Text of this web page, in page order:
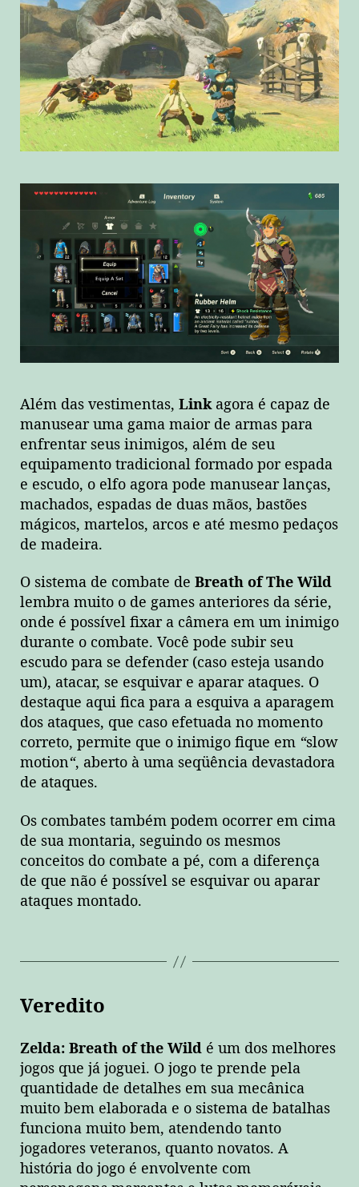
Além das vestimentas, Linkagora é capaz de
manusear uma gama maior de armas para
enfrentar seus inimigos, além de seu
equipamento tradicional formado por espada
e escudo, o elfo agora pode manusear lanças,
machados, espadas de duas mãos, bastões
mágicos, martelos, arcos e até mesmo pedaços
de madeira.
O sistema de combate de Breath of The Wild
lembra muito o de games anteriores da série,
onde é possível fixar a câmera em um inimigo
durante o combate. Você pode subir seu
escudo para se defender (caso esteja usando
um), atacar, se esquivar e aparar ataques. O
destaque aqui fica para a esquiva a aparagem
dos ataques, que caso efetuada no momento
correto, permite que o inimigo fique em “slow
motion“, aberto à uma seqüência devastadora
de ataques.
Os combates também podem ocorrer em cima
de sua montaria, seguindo os mesmos
conceitos do combate a pé, com a diferença
de que não é possível se esquivar ou aparar
ataques montado.
Veredito
Zelda: Breath of the Wild é um dos melhores
jogos que já joguei. O jogo te prende pela
quantidade de detalhes em sua mecânica
muito bem elaborada e o sistema de batalhas
funciona muito bem, atendendo tanto
jogadores veteranos, quanto novatos. A
história do jogo é envolvente com